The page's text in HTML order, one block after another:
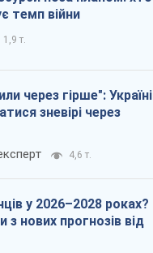
темп війни
1,9 т.
через гірше": Україні
зневірі через
4,6 т.
у 2026–2028 роках?
з нових прогнозів від